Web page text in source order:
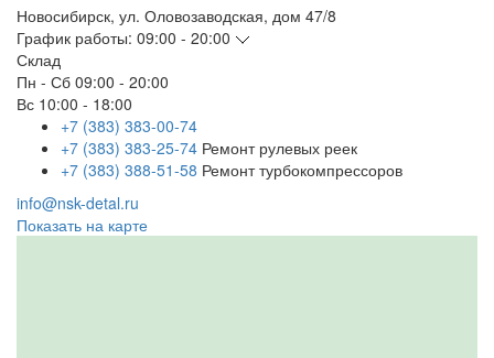
Новосибирск, ул. Оловозаводская, дом 47/8
График работы: 09:00 - 20:00
Склад
Пн - Сб 09:00 - 20:00
Вс 10:00 - 18:00
+7 (383) 383-00-74
+7 (383) 383-25-74 Ремонт рулевых реек
+7 (383) 388-51-58 Ремонт турбокомпрессоров
info@nsk-detal.ru
Показать на карте